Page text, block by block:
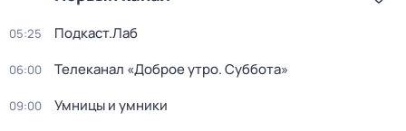
05:25 Подкаст.Лаб
06:00 Телеканал «Доброе утро. Суббота»
09:00 Умницы и умники